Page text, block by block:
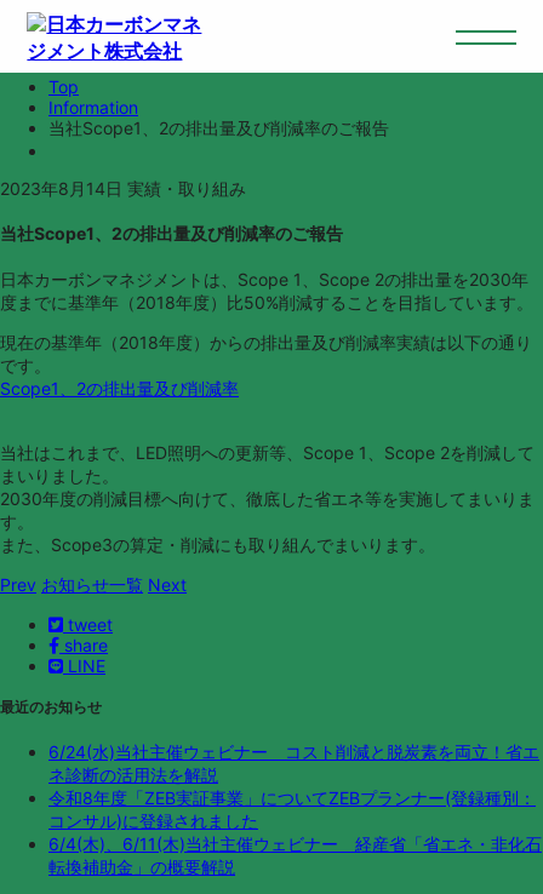
Informationお知らせ
Top
Information
当社Scope1、2の排出量及び削減率のご報告
2023年8月14日 実績・取り組み
当社Scope1、2の排出量及び削減率のご報告
日本カーボンマネジメントは、Scope 1、Scope 2の排出量を2030年
度までに基準年（2018年度）比50%削減することを目指しています。
現在の基準年（2018年度）からの排出量及び削減率実績は以下の通り
です。
Scope1、2の排出量及び削減率
当社はこれまで、LED照明への更新等、Scope 1、Scope 2を削減して
まいりました。
2030年度の削減目標へ向けて、徹底した省エネ等を実施してまいりま
す。
また、Scope3の算定・削減にも取り組んでまいります。
Prev お知らせ一覧 Next
tweet
share
LINE
最近のお知らせ
6/24(水)当社主催ウェビナー コスト削減と脱炭素を両立！省エ
ネ診断の活用法を解説
令和8年度「ZEB実証事業」についてZEBプランナー(登録種別：
コンサル)に登録されました
6/4(木)、6/11(木)当社主催ウェビナー 経産省「省エネ・非化石
転換補助金」の概要解説